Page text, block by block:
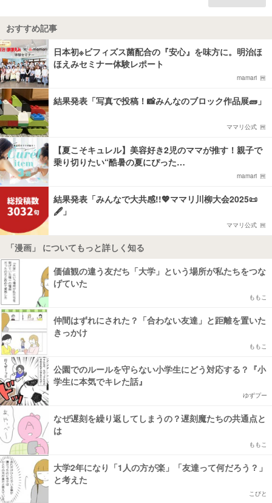
おすすめ記事
日本初※ビフィズス菌配合の『安心』を味方に。明治ほ
ほえみセミナー体験レポート
mamari
結果発表「写真で投稿！📸みんなのブロック作品展🧱」
ママリ公式
【夏こそキュレル】美容好き2児のママが推す！親子で
乗り切りたい“酷暑の夏にぴった…
mamari
結果発表「みんなで大共感!!💖ママリ川柳大会2025📜
🖋️」
ママリ公式
「漫画」 についてもっと詳しく知る
価値観の違う友だち「大学」という場所が私たちをつな
げていた
ももこ
仲間はずれにされた？「合わない友達」と距離を置いた
きっかけ
ももこ
公園でのルールを守らない小学生にどう対応する？『小
学生に本気でキレた話』
ゆずプー
なぜ遅刻を繰り返してしまうの？遅刻魔たちの共通点と
は
ももこ
大学2年になり「1人の方が楽」「友達って何だろう？」
と考えた
こびと